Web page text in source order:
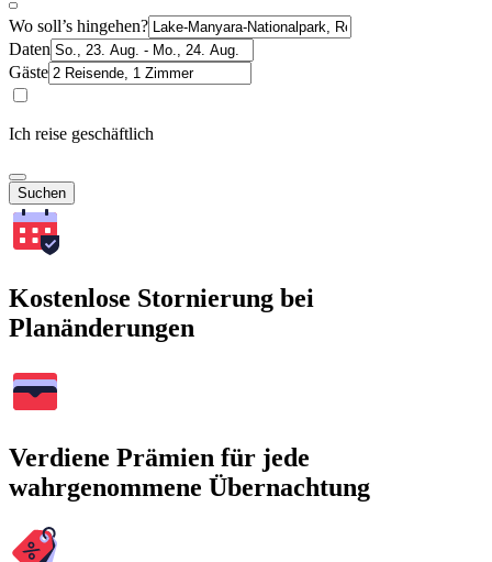
Wo soll’s hingehen?
Daten
Gäste
Ich reise geschäftlich
Suchen
Kostenlose Stornierung bei
Planänderungen
Verdiene Prämien für jede
wahrgenommene Übernachtung